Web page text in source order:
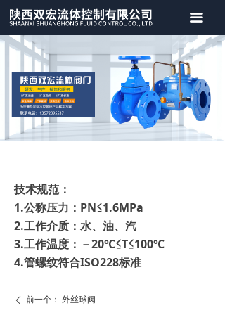
끀
首页
关于我们
产品中心
案例展示
新闻中心
技术规范：
1.公称压力：PN≤1.6MPa
2.工作介质：水、油、汽
3.工作温度：－20℃≤T≤100℃
4.管螺纹符合ISO228标准
ꄴ 前一个： 外丝球阀